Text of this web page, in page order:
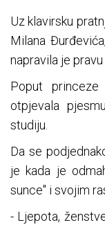
Uz klavirsku
Milana
napravila je
Poput
otpjevala
studiju.
Da se
je kada je
sunce" i svojim
- Ljepota,